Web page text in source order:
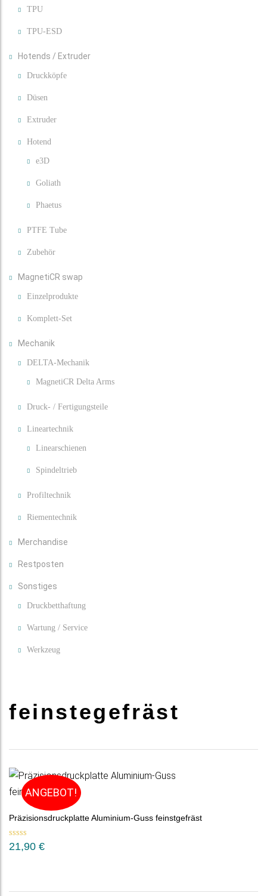
TPU
TPU-ESD
Hotends / Extruder
Druckköpfe
Düsen
Extruder
Hotend
e3D
Goliath
Phaetus
PTFE Tube
Zubehör
MagnetiCR swap
Einzelprodukte
Komplett-Set
Mechanik
DELTA-Mechanik
MagnetiCR Delta Arms
Druck- / Fertigungsteile
Lineartechnik
Linearschienen
Spindeltrieb
Profiltechnik
Riementechnik
Merchandise
Restposten
Sonstiges
Druckbetthaftung
Wartung / Service
Werkzeug
feinstegefräst
ANGEBOT!
Präzisionsdruckplatte Aluminium-Guss feinstgefräst
Bewertet mit
5.00von 5
21,90 €